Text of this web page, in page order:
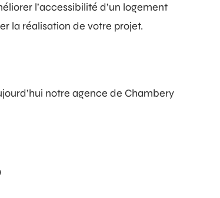
l’accessibilité d’un logement
la réalisation de votre projet.
notre agence de Chambery